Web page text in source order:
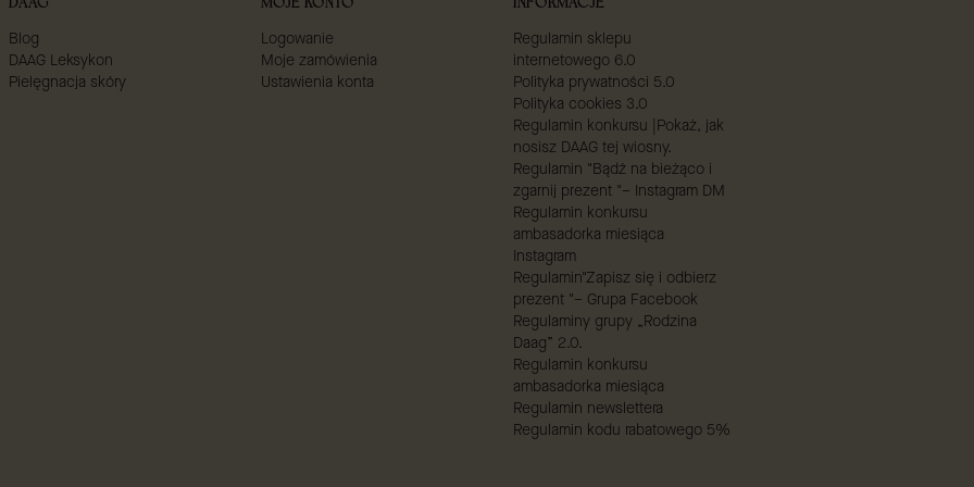
Blog
DAAG Leksykon
Pielęgnacja skóry
Logowanie
Moje zamówienia
Ustawienia konta
Regulamin sklepu
internetowego 6.0
Polityka prywatności 5.0
Polityka cookies 3.0
Regulamin konkursu |Pokaż, jak
nosisz DAAG tej wiosny.
Regulamin "Bądź na bieżąco i
zgarnij prezent "– Instagram DM
Regulamin konkursu
ambasadorka miesiąca
Instagram
Regulamin"Zapisz się i odbierz
prezent "– Grupa Facebook
Regulaminy grupy „Rodzina
Daag” 2.0.
Regulamin konkursu
ambasadorka miesiąca
Regulamin newslettera
Regulamin kodu rabatowego 5%